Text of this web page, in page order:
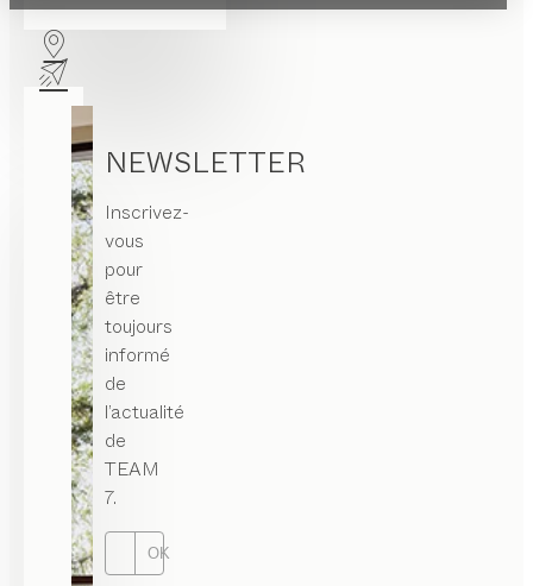
NEWSLETTER
Inscrivez-
vous
pour
être
toujours
informé
de
l’actualité
de
TEAM
7.
OK